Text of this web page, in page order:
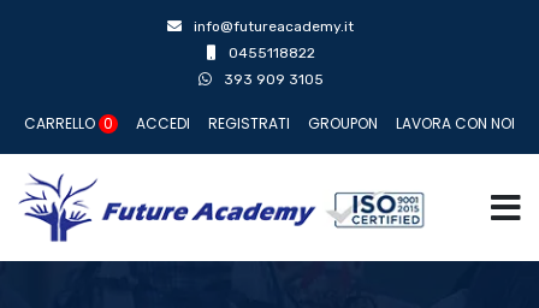
info@futureacademy.it
0455118822
393 909 3105
CARRELLO 0 ACCEDI REGISTRATI GROUPON LAVORA CON NOI